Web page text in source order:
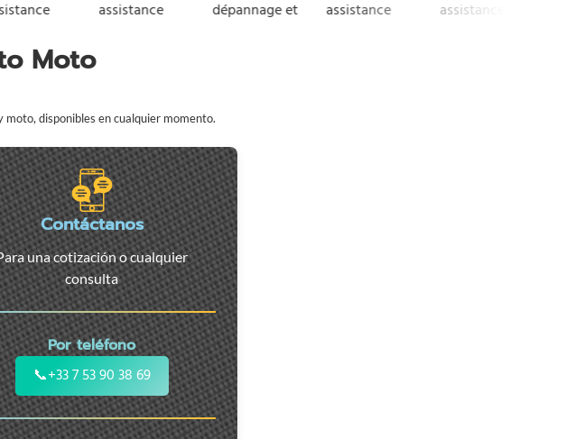
Moto
disponibles en cualquier momento.
Contáctanos
una cotización o cualquier
consulta
Por teléfono
📞+33 7 53 90 38 69